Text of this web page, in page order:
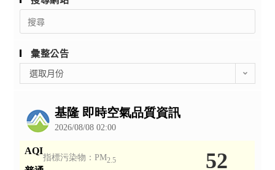
Search
for:
彙整公告
整
選取月份